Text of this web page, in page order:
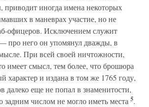
приводит иногда имена некоторых
в маневрах участие, но не
офицеров. Исключением служит
про него он упомянул дважды, в
При всей своей ничтожности,
имеет смысл, тем более, что брошюра
характер и издана в том же 1765 году,
далеко еще не попал в знаменитости,
задним числом не могло иметь места 5.